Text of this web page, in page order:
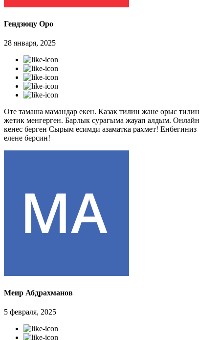
Гендзюцу Оро
28 января, 2025
Оте тамаша мамандар екен. Казак тилин жане орыс тилин
жетик менгерген. Барлык сурагыма жауап алдым. Онлайн
кенес берген Сырым есимди азаматка рахмет! Енбегиниз
елене берсин!
Меир Абдрахманов
5 февраля, 2025